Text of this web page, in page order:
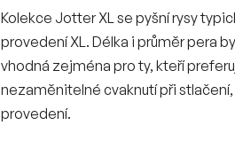
Kolekce Jotter XL se pyšní rysy
provedení XL. Délka i průměr pera
vhodná zejména pro ty, kteří
nezaměnitelné cvaknutí při
provedení.